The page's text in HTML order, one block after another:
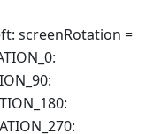
screenRotation =